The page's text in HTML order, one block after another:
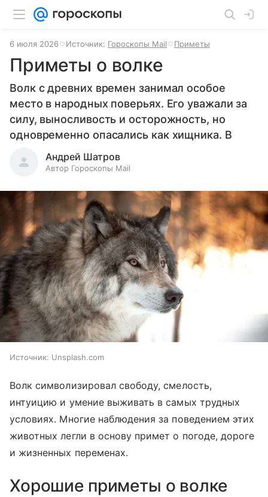
6 июля 2026 Источник: Гороскопы Mail Приметы
Приметы о волке
Волк с древних времен занимал особое
место в народных поверьях. Его уважали за
силу, выносливость и осторожность, но
одновременно опасались как хищника. В
Андрей Шатров
Автор Гороскопы Mail
Источник: Unsplash.com
Волк символизировал свободу, смелость,
интуицию и умение выживать в самых трудных
условиях. Многие наблюдения за поведением этих
животных легли в основу примет о погоде, дороге
и жизненных переменах.
Хорошие приметы о волке